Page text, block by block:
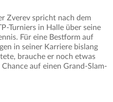
Zverev spricht nach dem
Turniers in Halle über seine
Für eine Bestform auf
in seiner Karriere bislang
brauche er noch etwas
auf einen Grand-Slam-